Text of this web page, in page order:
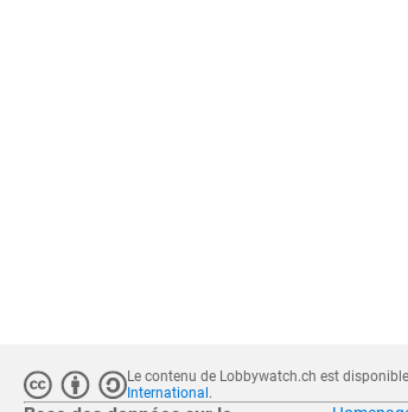
Le contenu de Lobbywatch.ch est
International .